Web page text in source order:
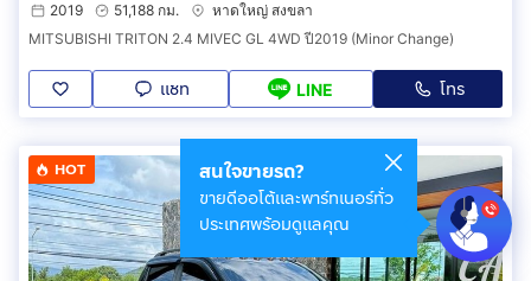
2019
51,188 กม.
หาดใหญ่ สงขลา
MITSUBISHI TRITON 2.4 MIVEC GL 4WD ปี2019 (Minor Change)
แชท LINE โทร
HOT สนใจขายรถ?
ขายดีออโต้และพาร์ทเนอร์ทั่ว
ประเทศพร้อมดูแลคุณ